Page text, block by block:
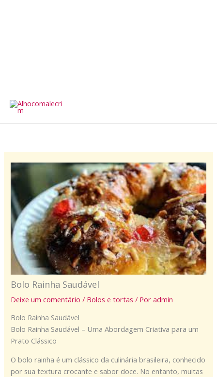
Bolo Rainha Saudável
Deixe um comentário / Bolos e tortas / Poradmin
Bolo Rainha Saudável
Bolo Rainha Saudável – Uma Abordagem Criativa para um
Prato Clássico
O bolo rainha é um clássico da culinária brasileira, conhecido
por sua textura crocante e sabor doce. No entanto, muitas